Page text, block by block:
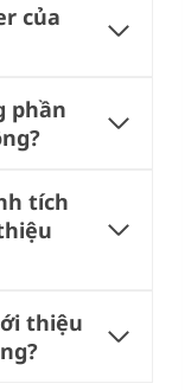
của
phần
tích
thiệu